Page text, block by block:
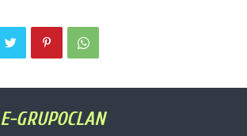
E-GRUPOCLAN